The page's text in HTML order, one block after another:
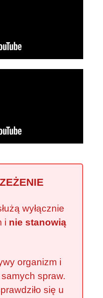
wyłącznie
i nie stanowią
organizm i
spraw.
się u